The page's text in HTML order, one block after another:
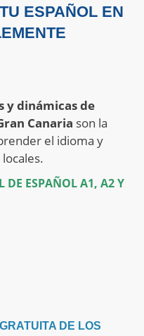
ESPAÑOL EN
y dinámicas de
Canaria son la
el idioma y
DE ESPAÑOL A1, A2 Y
DE LOS